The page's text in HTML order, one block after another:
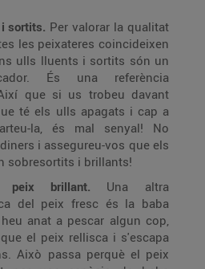
sortits. Per valorar la qualitat
les peixateres coincideixen
ulls lluents i sortits són un
És una referència
que si us trobeu davant
té els ulls apagats i cap a
la, és mal senyal! No
i assegureu-vos que els
sobresortits i brillants!
peix brillant. Una altra
del peix fresc és la baba
anat a pescar algun cop,
el peix rellisca i s'escapa
Això passa perquè el peix